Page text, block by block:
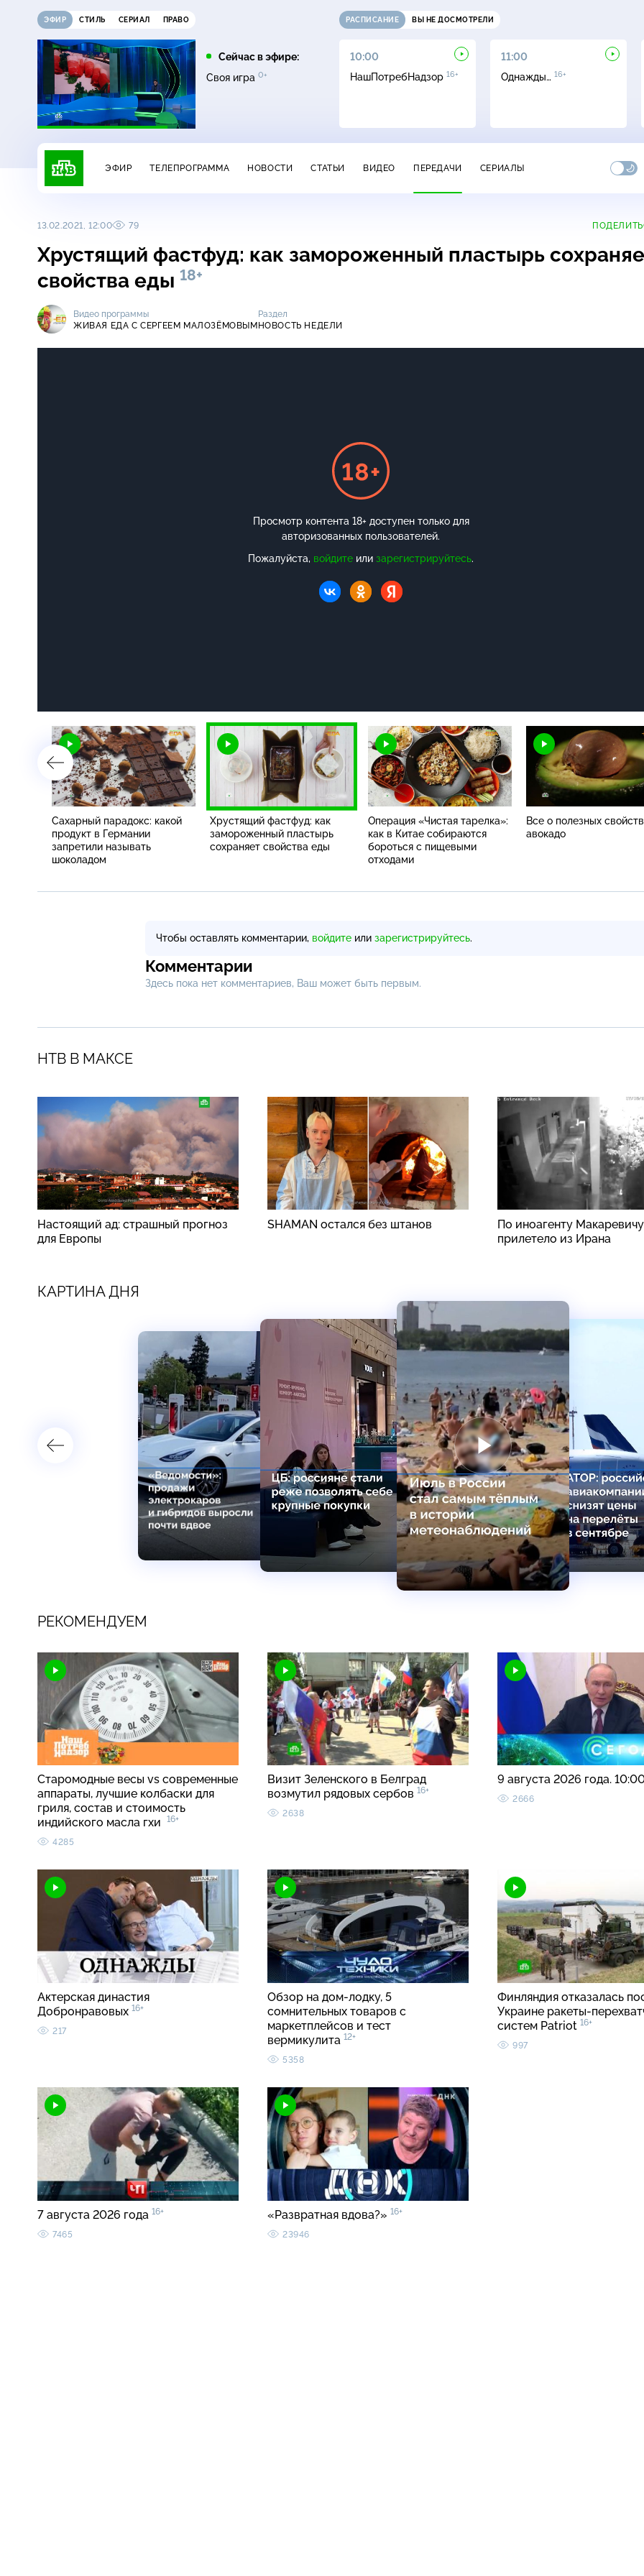
ЭФИР СТИЛЬ СЕРИАЛ ПРАВО
Сейчас в эфире:
Своя игра 0+
РАСПИСАНИЕ ВЫ НЕ ДОСМОТРЕЛИ
08:00
Чудо техники
09:00
Дачный ответ
10:00
НашПотребНадзор 16+
11:00
Однажды… 16+
ЭФИР ТЕЛЕПРОГРАММА НОВОСТИ СТАТЬИ ВИДЕО ПЕРЕДАЧИ СЕРИАЛЫ
13.02.2021, 12:00 79
Хрустящий фастфуд: как замороженный пластырь
свойства еды 18+
Видео программы
ЖИВАЯ ЕДА С СЕРГЕЕМ МАЛОЗЁМОВЫМ
Раздел
НОВОСТЬ НЕДЕЛИ
Просмотр контента 18+ доступен только для
авторизованных пользователей.
Пожалуйста, войдите или зарегистрируйтесь.
Сахарный парадокс: какой
продукт в Германии
запретили называть
шоколадом
Хрустящий фастфуд: как
замороженный пластырь
сохраняет свойства еды
Операция «Чистая тарелка»:
как в Китае собираются
бороться с пищевыми
отходами
Все о полезных
авокадо
Чтобы оставлять комментарии, войдите или зарегистрируйтесь.
Комментарии
Здесь пока нет комментариев, Ваш может быть первым.
НТВ В МАКСЕ
Настоящий ад: страшный прогноз
для Европы
SHAMAN остался без штанов
По иноагенту Макаревичу
прилетело из Ирана
КАРТИНА ДНЯ
РЕКОМЕНДУЕМ
Старомодные весы vs современные
аппараты, лучшие колбаски для
гриля, состав и стоимость
индийского масла гхи
16+
4285
Визит Зеленского в Белград
возмутил рядовых сербов 16+
2638
9 августа 2026 года.
2666
Актерская династия
Добронравовых 16+
217
Обзор на дом-лодку, 5
сомнительных товаров с
маркетплейсов и тест
вермикулита 12+
5358
Финляндия отказалась
Украине ракеты-
систем Patriot 16+
997
7 августа 2026 года 16+
7465
«Развратная вдова?» 16+
23946